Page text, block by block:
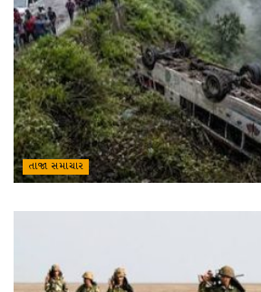
તાજા સમાચાર